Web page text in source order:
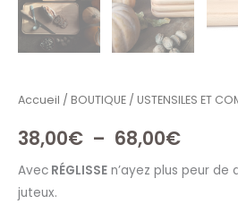
Accueil / BOUTIQUE / USTENSILES ET
38,00€ – 68,00€
Avec RÉGLISSE n’ayez plus peur
juteux.